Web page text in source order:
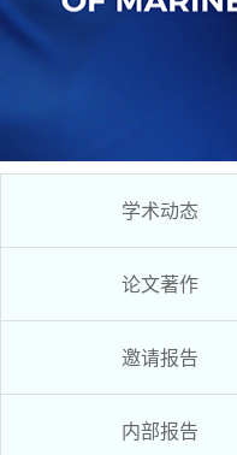
学术动态
论文著作
邀请报告
内部报告